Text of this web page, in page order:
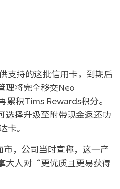
支持的这批信用卡，到期后
理将完全移交Neo
累积Tims Rewards积分。
选择升级至附带现金返还功
卡。
，公司当时宣称，这一产
大人对“更优质且更易获得